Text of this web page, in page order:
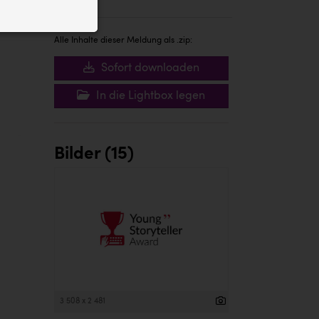
Alle Inhalte dieser Meldung als .zip:
Sofort downloaden
In die Lightbox legen
Bilder (15)
3 508 x 2 481
Website